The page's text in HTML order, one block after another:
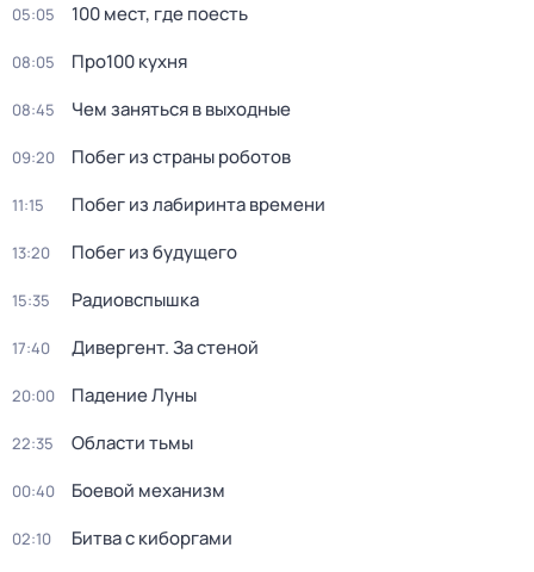
05:05 100 мест, где поесть
08:05 Про100 кухня
08:45 Чем заняться в выходные
09:20 Побег из страны роботов
11:15 Пoбег из лабиринтa времени
13:20 Побег из будущего
15:35 Радиовспышка
17:40 Дивергент. За стеной
20:00 Падение Луны
22:35 Области тьмы
00:40 Боевой механизм
02:10 Битва с киборгами